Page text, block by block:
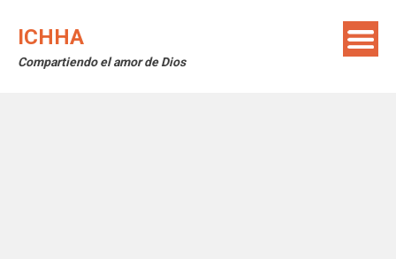
ICHHA
Compartiendo el amor de Dios